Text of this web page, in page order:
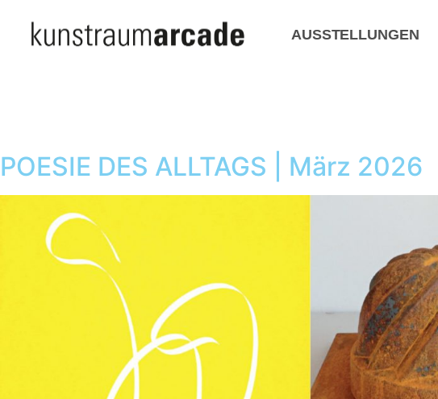
AUSSTELLUNGEN
POESIE DES ALLTAGS | März 2026